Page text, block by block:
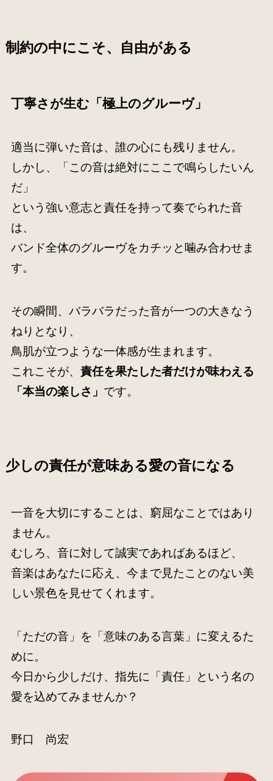
制約の中にこそ、自由がある
丁寧さが生む「極上のグルーヴ」
適当に弾いた音は、誰の心にも残りません。
しかし、「この音は絶対にここで鳴らしたいん
だ」
という強い意志と責任を持って奏でられた音
は、
バンド全体のグルーヴをカチッと噛み合わせま
す。
その瞬間、バラバラだった音が一つの大きなう
ねりとなり、
鳥肌が立つような一体感が生まれます。
これこそが、 責任を果たした者だけが味わえる
「本当の楽しさ」 です。
少しの責任が意味ある愛の音になる
一音を大切にすることは、窮屈なことではあり
ません。
むしろ、音に対して誠実であればあるほど、
音楽はあなたに応え、今まで見たことのない美
しい景色を見せてくれます。
「ただの音」を「意味のある言葉」に変えるた
めに。
今日から少しだけ、指先に「責任」という名の
愛を込めてみませんか？
野口 尚宏